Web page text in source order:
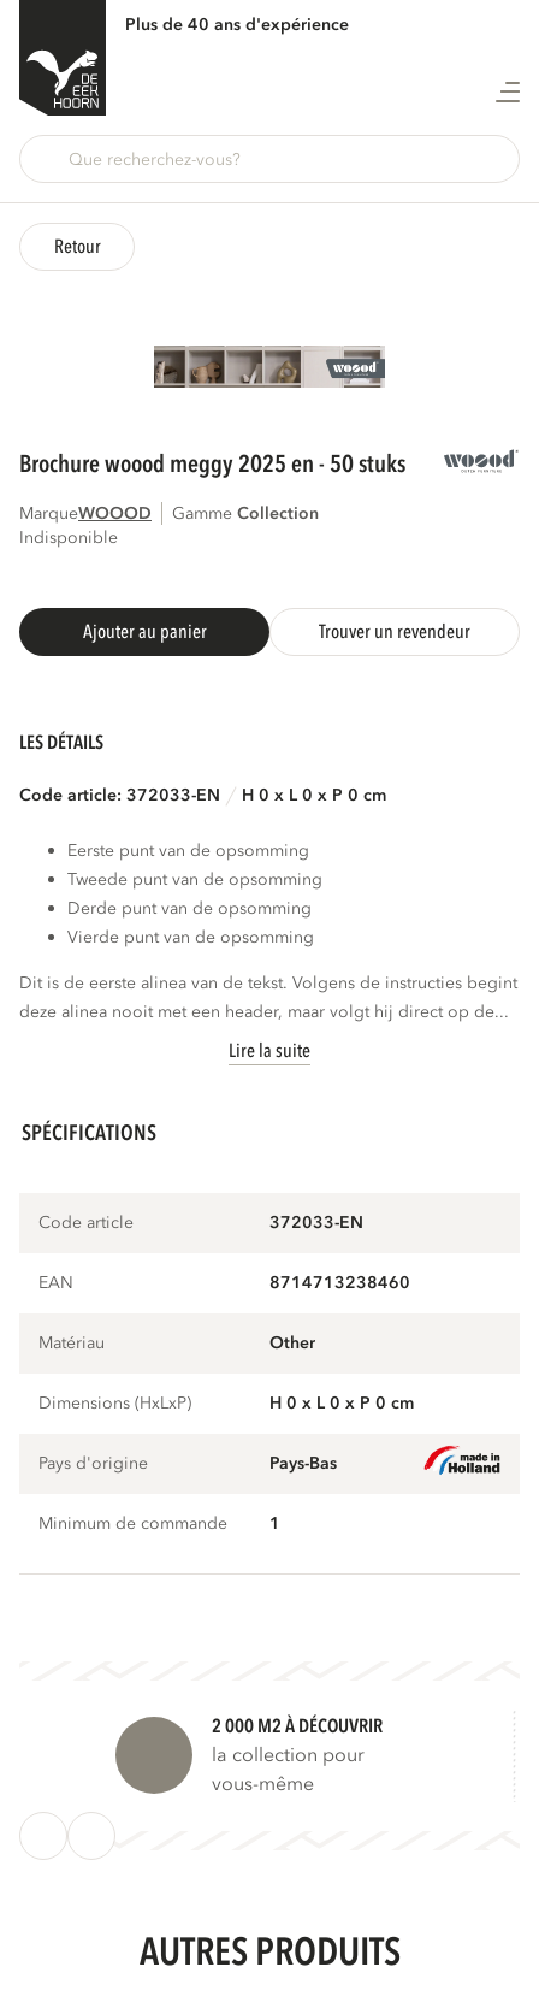
Plus de 40 ans d'expérience
Retour
brochure woood meggy 2025 en - 50 stuks
MarqueWOOOD Gamme
collection
Indisponible
Ajouter au panier Trouver un revendeur
LES DÉTAILS
Code article: 372033-EN H 0 x L 0 x P 0 cm
Eerste punt van de opsomming
Tweede punt van de opsomming
Derde punt van de opsomming
Vierde punt van de opsomming
Dit is de eerste alinea van de tekst. Volgens de instructies begint
deze alinea nooit met een header, maar volgt hij direct op de...
Lire la suite
SPÉCIFICATIONS
Code article 372033-EN
EAN 8714713238460
Matériau other
Dimensions (HxLxP) H 0 x L 0 x P 0 cm
Pays d'origine Pays-Bas
Minimum de commande 1
2 000 M2 À DÉCOUVRIR
la collection pour
vous-même
AUTRES PRODUITS